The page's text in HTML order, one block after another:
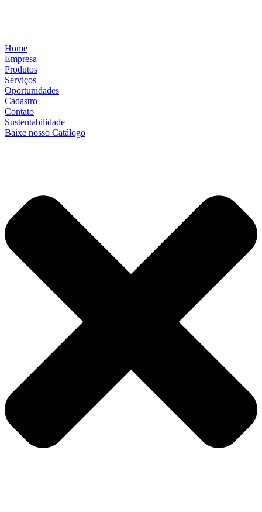
Home
Empresa
Produtos
Serviços
Oportunidades
Cadastro
Contato
Sustentabilidade
Baixe nosso Catálogo